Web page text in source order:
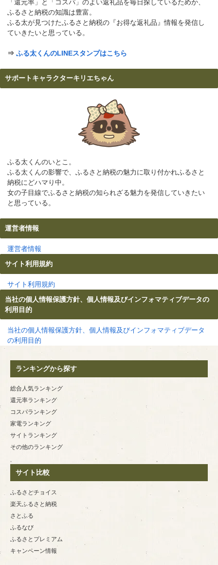
「還元率」と「コスパ」のよい返礼品を毎日探しているためか、
ふるさと納税の知識は豊富。
ふる太が見つけたふるさと納税の『お得な返礼品』情報を発信し
ていきたいと思っている。
⇒ ふる太くんのLINEスタンプはこちら
サポートキャラクターキリエちゃん
ふる太くんのいとこ。
ふる太くんの影響で、ふるさと納税の魅力に取り付かれふるさと
納税にどハマり中。
女の子目線でふるさと納税の知られざる魅力を発信していきたい
と思っている。
運営者情報
運営者情報
サイト利用規約
サイト利用規約
当社の個人情報保護方針、個人情報及びインフォマティブデータの
利用目的
当社の個人情報保護方針、個人情報及びインフォマティブデータ
の利用目的
ランキングから探す
総合人気ランキング
還元率ランキング
コスパランキング
家電ランキング
サイトランキング
その他のランキング
サイト比較
ふるさとチョイス
楽天ふるさと納税
さとふる
ふるなび
ふるさとプレミアム
キャンペーン情報